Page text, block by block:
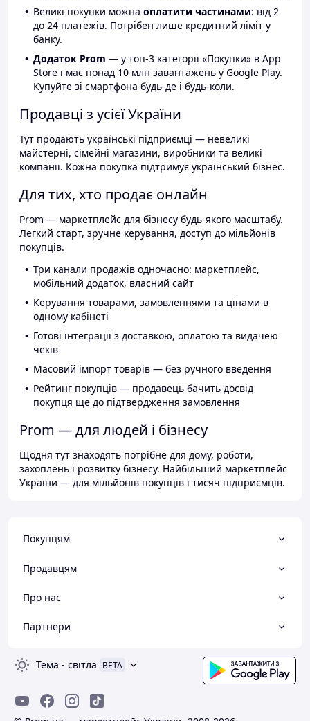
Великі покупки можна оплатити частинами: від 2
до 24 платежів. Потрібен лише кредитний ліміт у
банку.
Додаток Prom — у топ-3 категорії «Покупки» в App
Store і має понад 10 млн завантажень у Google Play.
Купуйте зі смартфона будь-де і будь-коли.
Продавці з усієї України
Тут продають українські підприємці — невеликі
майстерні, сімейні магазини, виробники та великі
компанії. Кожна покупка підтримує український бізнес.
Для тих, хто продає онлайн
Prom — маркетплейс для бізнесу будь-якого масштабу.
Легкий старт, зручне керування, доступ до мільйонів
покупців.
Три канали продажів одночасно: маркетплейс,
мобільний додаток, власний сайт
Керування товарами, замовленнями та цінами в
одному кабінеті
Готові інтеграції з доставкою, оплатою та видачею
чеків
Масовий імпорт товарів — без ручного введення
Рейтинг покупців — продавець бачить досвід
покупця ще до підтвердження замовлення
Prom — для людей і бізнесу
Щодня тут знаходять потрібне для дому, роботи,
захоплень і розвитку бізнесу. Найбільший маркетплейс
України — для мільйонів покупців і тисяч підприємців.
Покупцям
Продавцям
Про нас
Партнери
Тема - світла BETA